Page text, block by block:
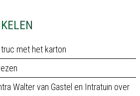
met het karton
Walter van Gastel en Intratuin over